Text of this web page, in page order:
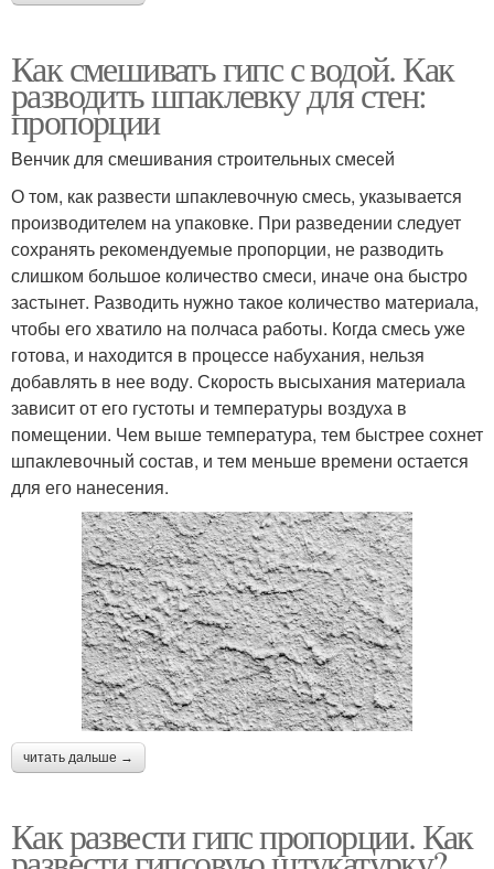
Как смешивать гипс с водой. Как
разводить шпаклевку для стен:
пропорции
Венчик для смешивания строительных смесей
О том, как развести шпаклевочную смесь, указывается
производителем на упаковке. При разведении следует
сохранять рекомендуемые пропорции, не разводить
слишком большое количество смеси, иначе она быстро
застынет. Разводить нужно такое количество материала,
чтобы его хватило на полчаса работы. Когда смесь уже
готова, и находится в процессе набухания, нельзя
добавлять в нее воду. Скорость высыхания материала
зависит от его густоты и температуры воздуха в
помещении. Чем выше температура, тем быстрее сохнет
шпаклевочный состав, и тем меньше времени остается
для его нанесения.
читать дальше →
Как развести гипс пропорции. Как